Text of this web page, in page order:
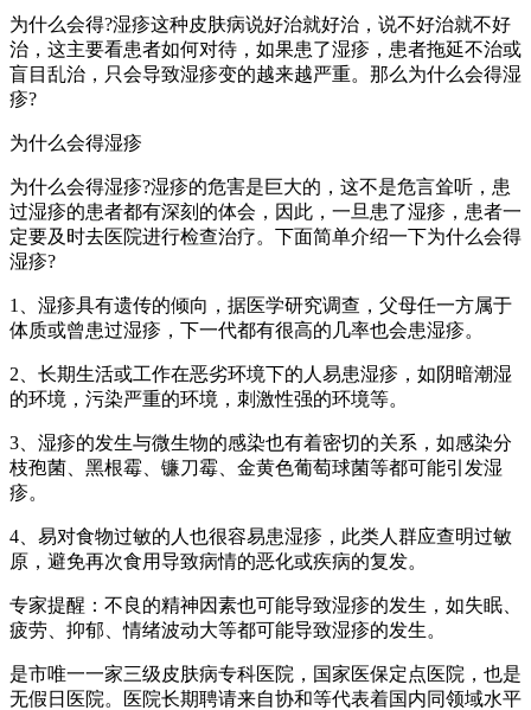
为什么会得?湿疹这种皮肤病说好治就好治，说不好治就不好
治，这主要看患者如何对待，如果患了湿疹，患者拖延不治或
盲目乱治，只会导致湿疹变的越来越严重。那么为什么会得湿
疹?
为什么会得湿疹
为什么会得湿疹?湿疹的危害是巨大的，这不是危言耸听，患
过湿疹的患者都有深刻的体会，因此，一旦患了湿疹，患者一
定要及时去医院进行检查治疗。下面简单介绍一下为什么会得
湿疹?
1、湿疹具有遗传的倾向，据医学研究调查，父母任一方属于
体质或曾患过湿疹，下一代都有很高的几率也会患湿疹。
2、长期生活或工作在恶劣环境下的人易患湿疹，如阴暗潮湿
的环境，污染严重的环境，刺激性强的环境等。
3、湿疹的发生与微生物的感染也有着密切的关系，如感染分
枝孢菌、黑根霉、镰刀霉、金黄色葡萄球菌等都可能引发湿
疹。
4、易对食物过敏的人也很容易患湿疹，此类人群应查明过敏
原，避免再次食用导致病情的恶化或疾病的复发。
专家提醒：不良的精神因素也可能导致湿疹的发生，如失眠、
疲劳、抑郁、情绪波动大等都可能导致湿疹的发生。
是市唯一一家三级皮肤病专科医院，国家医保定点医院，也是
无假日医院。医院长期聘请来自协和等代表着国内同领域水平